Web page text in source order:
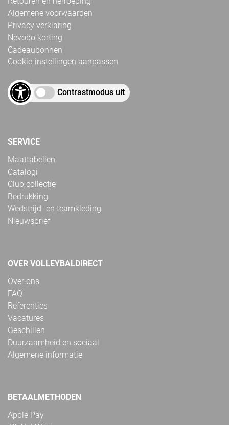
Algemene voorwaarden
Privacy verklaring
Nevobo korting
Cadeaubonnen
Cookie-instellingen aanpassen
Contrastmodus uit
SERVICE
Maattabellen
Catalogi
Club collectie
Bedrukking
Wedstrijd- en teamkleding
Nieuwsbrief
OVER VOLLEYBALDIRECT
Over ons
FAQ
Referenties
Vacatures
Geschillen
Duurzaamheid en sociaal
Algemene informatie
BETAALMETHODEN
Apple Pay